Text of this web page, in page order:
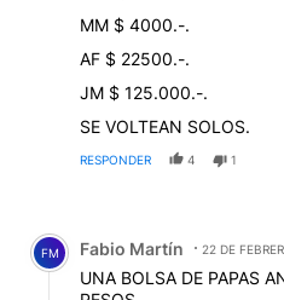
MM $ 4000.-.
AF $ 22500.-.
JM $ 125.000.-.
SE VOLTEAN SOLOS.
RESPONDER 4 1
Comentario de Fabio Martín.
FM Fabio Martín 22 DE
UNA BOLSA DE PAPAS